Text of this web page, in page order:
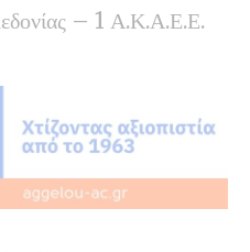
– 1 Α.Κ.Α.Ε.Ε.